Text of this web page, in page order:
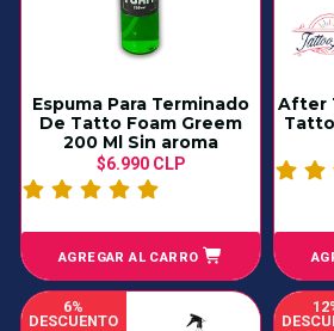
Espuma Para Terminado
De Tatto Foam Greem
200 Ml Sin aroma
$6.990 CLP
AGREGAR AL CARRO
After
6%
DESCUENTO